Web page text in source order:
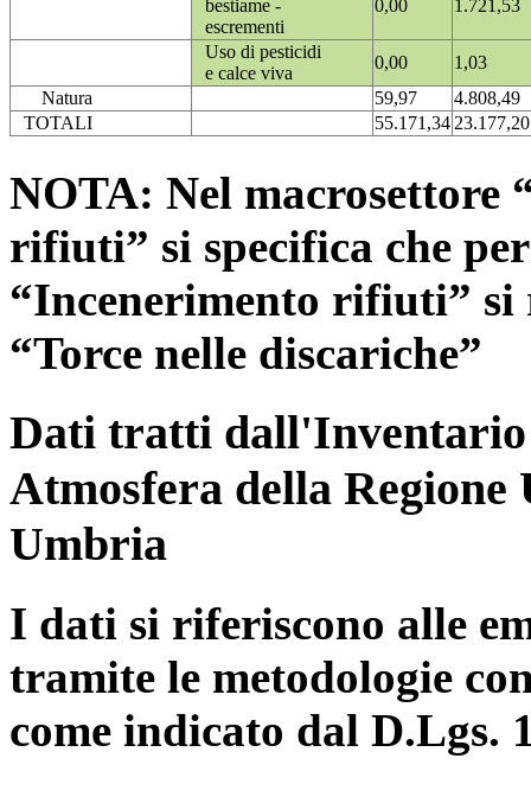
bestiame -
escrementi
0,00 1.721,53
Uso di pesticidi
e calce viva
0,00
1,03
Natura
59,97
4.808,49
TOTALI
55.171,3423.177,20
NOTA: Nel macrosettore
rifiuti” si specifica che
“Incenerimento rifiuti”
“Torce nelle discariche”
Dati tratti dall'Inventario
Atmosfera della
Umbria
I dati si riferiscono alle
tramite le metodologie
come indicato dal D.Lgs.